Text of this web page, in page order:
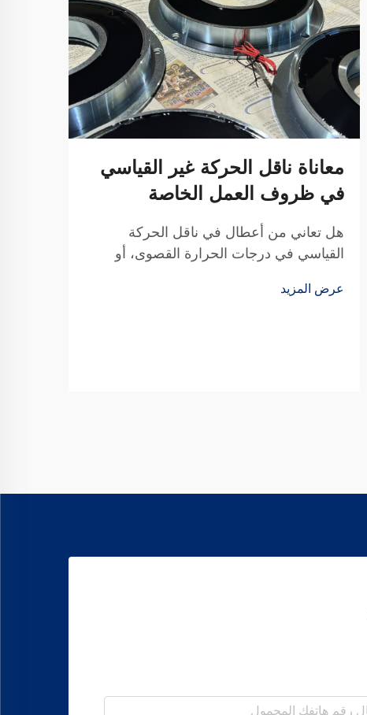
معاناة ناقل الحركة غير القياسي
في ظروف العمل الخاصة
هل تعاني من أعطال في ناقل الحركة
القياسي في درجات الحرارة القصوى، أو
بفضل 20 عامًا من البحث والتطوير حلولعرض المزيد